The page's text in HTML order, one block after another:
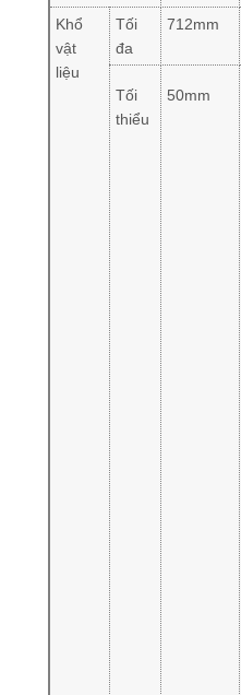
Khổ
vật
liệu
Tối
đa
712mm
Tối
thiểu
50mm